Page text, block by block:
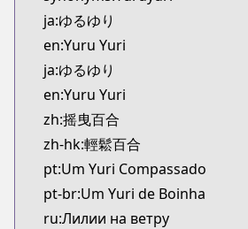
Kitsu
https://kitsu.app/manga/
MangaUpdates
MangaUpdates
https://
Book☆Walker
Book☆Walker
https://bookwalker.jp/series/
ja:ゆるゆり
en:Yuru Yuri
ja:ゆるゆり
en:Yuru Yuri
zh:摇曳百合
zh-hk:輕鬆百合
pt:Um Yuri Compassado
pt-br:Um Yuri de Boinha
ru:Лилии на ветру